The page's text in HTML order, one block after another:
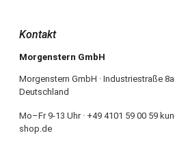
Kontakt
Morgenstern GmbH
Morgenstern GmbH · Industriestraße 8a
Deutschland
Mo–Fr 9-13 Uhr · +49 4101 59 00 59
shop.de